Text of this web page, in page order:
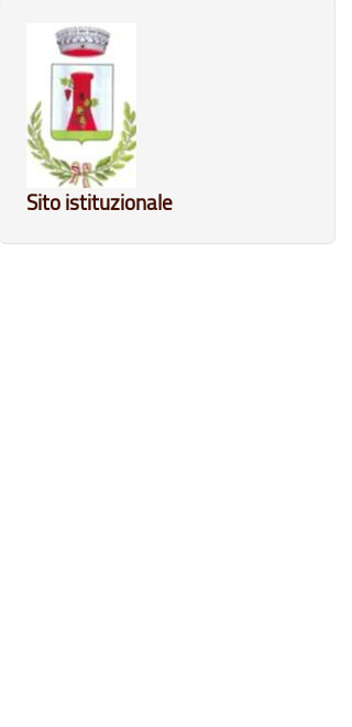
Sito istituzionale